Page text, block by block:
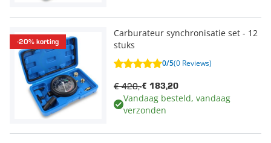
-20% korting
Carburateur synchronisatie set - 12
stuks
0/5(0 Reviews)
€ 183,20
€ 420,-
Vandaag besteld, vandaag
verzonden